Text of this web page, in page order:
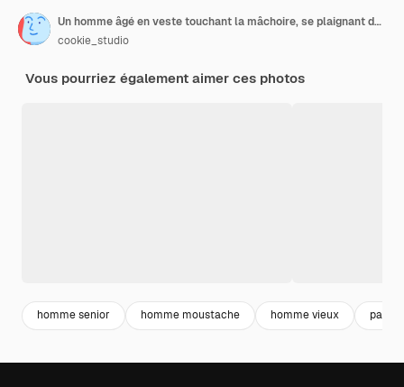
Un homme âgé en veste touchant la mâchoire, se plaignant de maux de dents
cookie_studio
Vous pourriez également aimer ces photos
homme senior homme moustache homme vieux papi